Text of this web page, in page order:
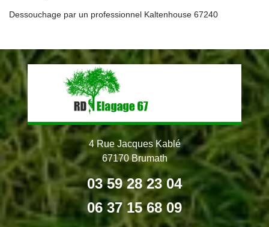
Dessouchage par un professionnel Kaltenhouse 67240
4 Rue Jacques Kablé
67170 Brumath
03 59 28 23 04
06 37 15 68 09